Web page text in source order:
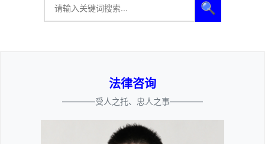
🔍
法律咨询
————受人之托、忠人之事————